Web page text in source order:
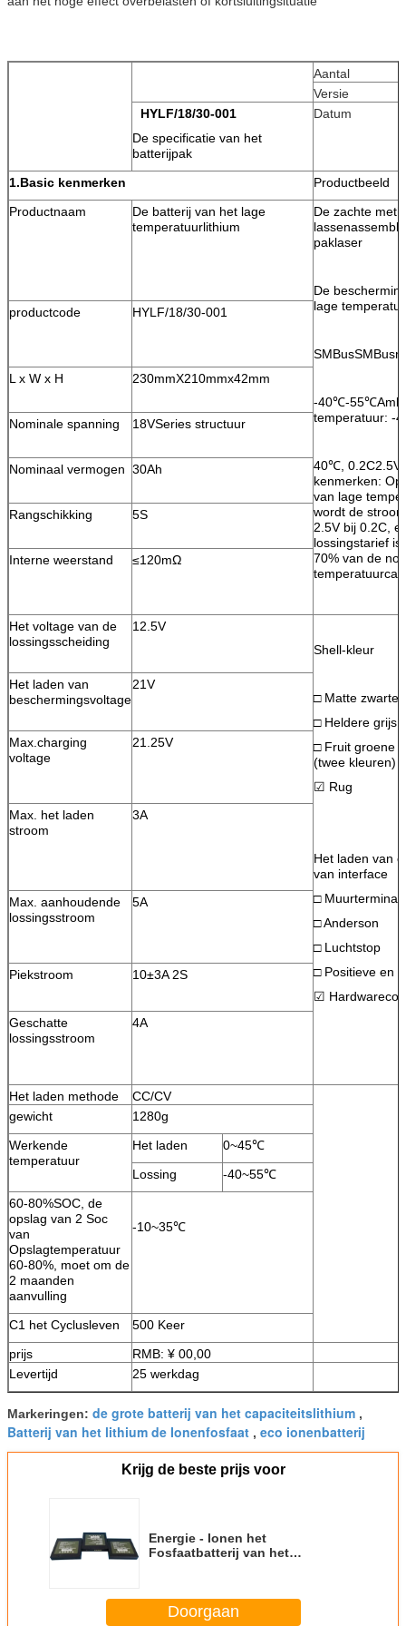
Aantal
Versie
HYLF/18/30-001
De specificatie van het
batterijpak
Datum
1.Basic kenmerken
Productbeeld
Productnaam
De batterij van het lage
temperatuurlithium
De zachte
paklaser
De
lage
-40℃-
temperatuur:
40℃, 0.2C2.5V,
kenmerken:
van lage
wordt de
2.5V bij 0.2C,
lossingstarief
70% van de
productcode HYLF/18/30-001
L x W x H 230mmX210mmx42mm
Nominale spanning 18VSeries structuur
Nominaal vermogen 30Ah
Rangschikking 5S
Interne weerstand ≤120mΩ
Het voltage van de
lossingsscheiding
12.5V
Shell-kleur
□ Matte zwarte
□ Heldere grijs
□ Fruit groene
(twee kleuren)
☑ Rug
Het laden van
van interface
□ Muurterminal
□ Anderson
□ Luchtstop
□ Positieve en
☑
Het laden van
beschermingsvoltage
21V
Max.charging
voltage
21.25V
Max. het laden
stroom
3A
Max. aanhoudende
lossingsstroom
5A
Piekstroom 10±3A 2S
Geschatte
lossingsstroom
4A
Het laden methode
CC/CV
gewicht
1280g
Werkende
temperatuur
Het laden
0~45℃
Lossing
-40~55℃
60-80%SOC, de
opslag van 2 Soc
van
Opslagtemperatuur
60-80%, moet om de
2 maanden
aanvulling
-10~35℃
C1 het Cyclusleven
500 Keer
prijs
RMB: ¥ 00,00
Levertijd
25 werkdag
Markeringen: de grote batterij van het capaciteitslithium ,
Batterij van het lithium de Ionenfosfaat , eco ionenbatterij
Krijg de beste prijs voor
Energie - Ionen het
Fosfaatbatterij van het
hallo
Doorgaan